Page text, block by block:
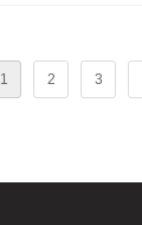
1 2 3